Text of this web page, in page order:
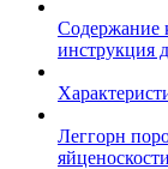
Содержание
инструкция
Леггорн
яйценоскости